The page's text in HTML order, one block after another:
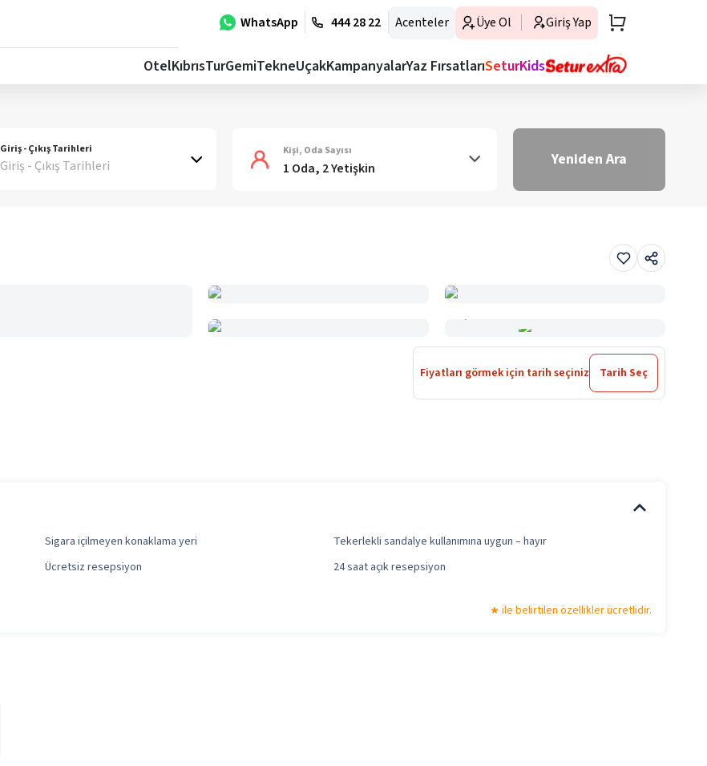
WhatsApp 444 28 22 Acenteler Üye Ol Giriş Yap
OtelKıbrısTurGemiTekneUçakKampanyalarYaz FırsatlarıSeturKids
Giriş - Çıkış Tarihleri
Giriş - Çıkış Tarihleri
Kişi, Oda Sayısı
1 Oda, 2 Yetişkin Yeniden Ara
Fiyatları görmek için tarih seçiniz Tarih Seç
Sigara içilmeyen konaklama yeri
Tekerlekli sandalye kullanımına uygun – hayır
Ücretsiz resepsiyon
24 saat açık resepsiyon
ile belirtilen özellikler ücretlidir.